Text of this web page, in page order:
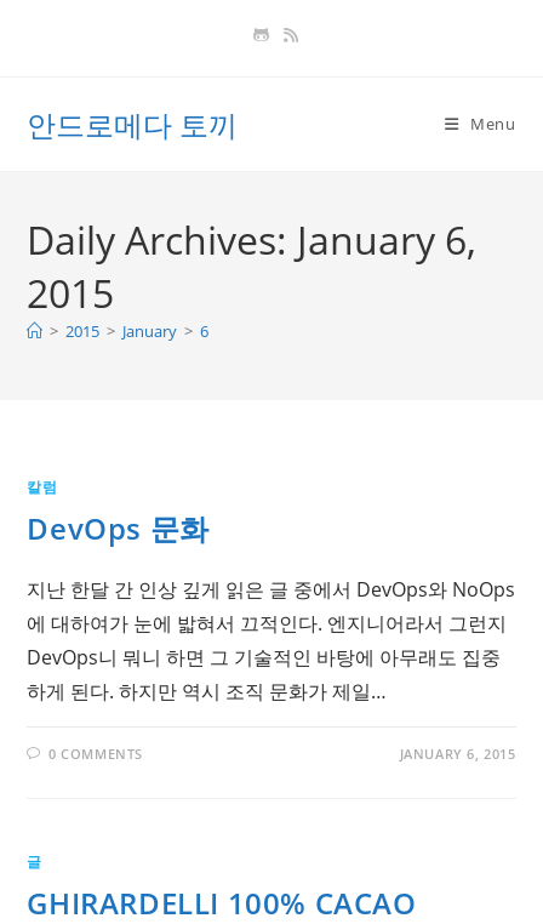
안드로메다 토끼 Menu
Daily Archives: January 6,
2015
> 2015 > January > 6
칼럼
DevOps 문화
지난 한달 간 인상 깊게 읽은 글 중에서 DevOps와 NoOps
에 대하여가 눈에 밟혀서 끄적인다. 엔지니어라서 그런지
DevOps니 뭐니 하면 그 기술적인 바탕에 아무래도 집중
하게 된다. 하지만 역시 조직 문화가 제일…
0 COMMENTS JANUARY 6, 2015
글
GHIRARDELLI 100% CACAO